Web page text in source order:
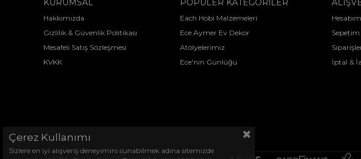
KURUMSAL
Hakkımızda
Gizlilik & Güvenlik Politikası
Mesafeli Satış Sözleşmesi
KVKK
POPÜLER KATEGORİLER
Each Hobi Malzemeleri
Ece Aymer Ev Dekor
Atölyelerimiz
Ece'nin Günlüğü
Hesabım
Sepetim
İptal &
Çerez Kullanımı
Sizlere en iyi alışveriş deneyimini sunabilmek adına sitemizde